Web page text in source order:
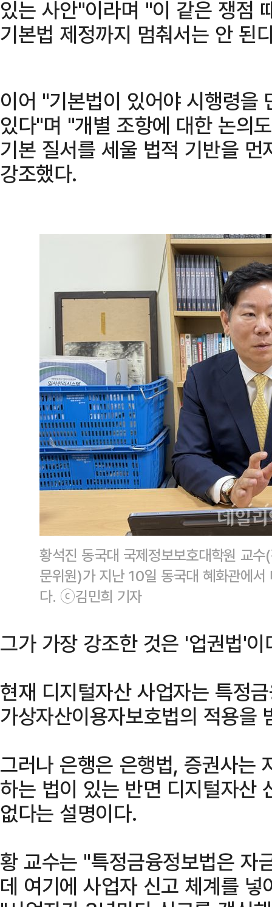
있는 사안"이라며 "이 같은 쟁점
기본법 제정까지 멈춰서는 안 된
이어 "기본법이 있어야 시행령을
있다"며 "개별 조항에 대한 논의
기본 질서를 세울 법적 기반을
강조했다.
황석진 동국대 국제정보보호대학원 교
문위원)가 지난 10일 동국대 혜화관에
다. ⓒ김민희 기자
그가 가장 강조한 것은 '업권법'이
현재 디지털자산 사업자는 특정
가상자산이용자보호법의 적용을
그러나 은행은 은행법, 증권사는
하는 법이 있는 반면 디지털자산
없다는 설명이다.
황 교수는 "특정금융정보법은 자
데 여기에 사업자 신고 체계를